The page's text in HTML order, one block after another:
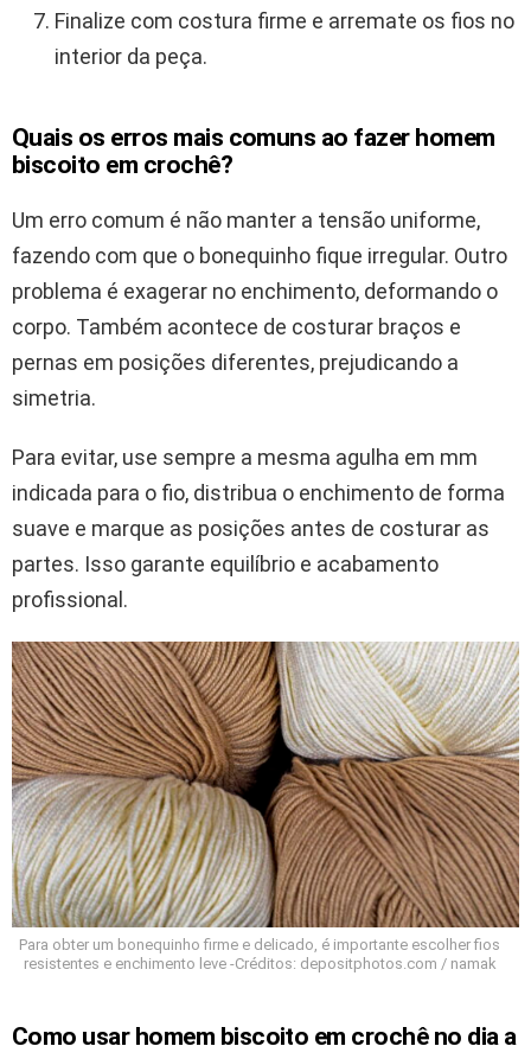
Finalize com costura firme e arremate os fios no
interior da peça.
Quais os erros mais comuns ao fazer homem
biscoito em crochê?
Um erro comum é não manter a tensão uniforme,
fazendo com que o bonequinho fique irregular. Outro
problema é exagerar no enchimento, deformando o
corpo. Também acontece de costurar braços e
pernas em posições diferentes, prejudicando a
simetria.
Para evitar, use sempre a mesma agulha em mm
indicada para o fio, distribua o enchimento de forma
suave e marque as posições antes de costurar as
partes. Isso garante equilíbrio e acabamento
profissional.
Para obter um bonequinho firme e delicado, é importante escolher fios
resistentes e enchimento leve -Créditos: depositphotos.com / namak
Como usar homem biscoito em crochê no dia a